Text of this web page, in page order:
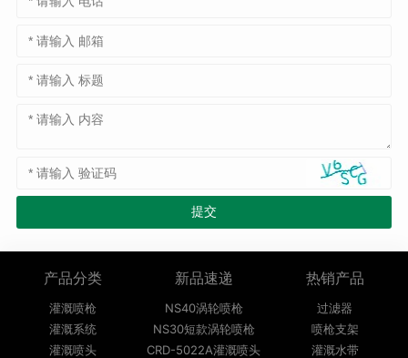
产品分类
灌溉喷枪
灌溉系统
灌溉喷头
新品速递
NS40涡轮喷枪
NS30短款涡轮喷枪
CRD-5022A灌溉喷头
热销产品
过滤器
喷枪支架
灌溉水带